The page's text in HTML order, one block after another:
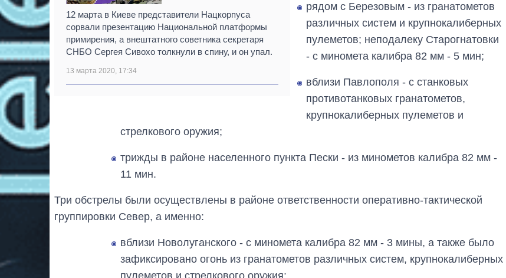
12 марта в Киеве представители Нацкорпуса
сорвали презентацию Национальной платформы
примирения, а внештатного советника секретаря
СНБО Сергея Сивохо толкнули в спину, и он упал.
13 марта 2020, 17:34
рядом с Березовым - из гранатометов
различных систем и крупнокалиберных
пулеметов; неподалеку Старогнатовки
- с миномета калибра 82 мм - 5 мин;
вблизи Павлополя - с станковых
противотанковых гранатометов,
крупнокалиберных пулеметов и
стрелкового оружия;
трижды в районе населенного пункта Пески - из минометов калибра 82 мм -
11 мин.
Три обстрелы были осуществлены в районе ответственности оперативно-тактической
группировки Север, а именно:
вблизи Новолуганского - с миномета калибра 82 мм - 3 мины, а также было
зафиксировано огонь из гранатометов различных систем, крупнокалиберных
Украине до и во
время большой